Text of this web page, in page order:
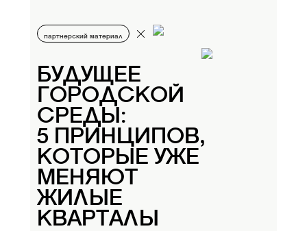
партнерский материал
БУДУЩЕЕ
ГОРОДСКОЙ
СРЕДЫ:
5 ПРИНЦИПОВ,
КОТОРЫЕ УЖЕ
МЕНЯЮТ
ЖИЛЫЕ
КВАРТАЛЫ